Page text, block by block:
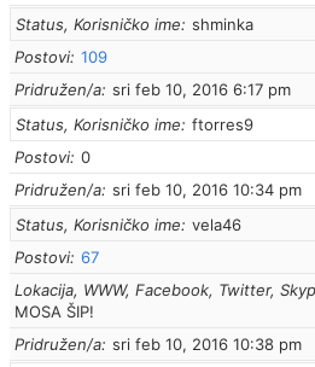
Status, Korisničko ime
shminka
Postovi 109
Pridružen/a sri feb 10, 2016 6:17 pm
Status, Korisničko ime
ftorres9
Postovi 0
Pridružen/a sri feb 10, 2016 10:34 pm
Status, Korisničko ime
vela46
Postovi 67
Lokacija, WWW, Facebook, Twitter,
MOSA ŠIP!
Pridružen/a sri feb 10, 2016 10:38 pm